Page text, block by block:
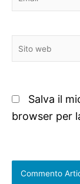
Sito
web
Salva il
browser per